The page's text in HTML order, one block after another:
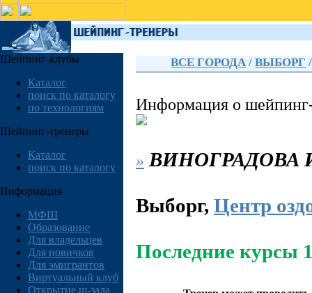
Шейпинг-клубы
Каталог
поиск по каталогу
по технологиям
Шейпинг-тренеры
Каталог
поиск по каталогу
Информация
МФШ
Образование
Для владельцев
Для новичков
Для эмигрантов
Виртуальный клуб
Открытие ш-зала
ВСЕ ГОРОДА /ВЫБОРГ /
Информация о
» ВИНОГРАДОВА
Выборг, Центр
Последние курсы